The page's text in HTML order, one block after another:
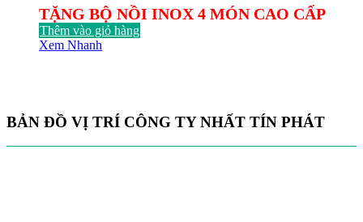
TẶNG BỘ NỒI INOX 4 MÓN CAO CẤP
Thêm vào giỏ hàng
Xem Nhanh
BẢN ĐỒ VỊ TRÍ CÔNG TY NHẤT TÍN PHÁT